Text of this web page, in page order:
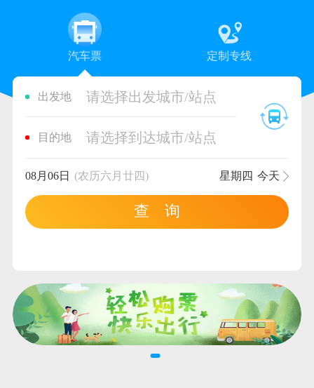
汽车票 定制专线
出发地 请选择出发城市/站点
目的地 请选择到达城市/站点
08月06日 (农历六月廿四) 星期四 今天
查 询